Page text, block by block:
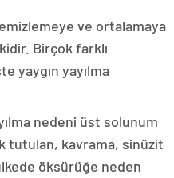
ve ortalamaya
Birçok farklı
yaygın yayılma
nedeni üst solunum
tutulan, kavrama, sinüzit
öksürüğe neden